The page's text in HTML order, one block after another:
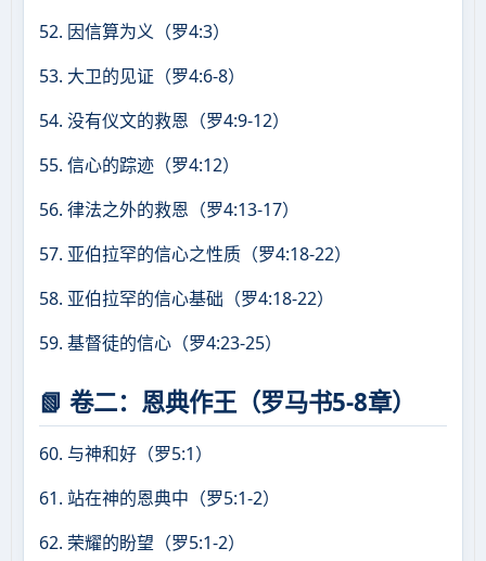
52. 因信算为义（罗4:3）
53. 大卫的见证（罗4:6-8）
54. 没有仪文的救恩（罗4:9-12）
55. 信心的踪迹（罗4:12）
56. 律法之外的救恩（罗4:13-17）
57. 亚伯拉罕的信心之性质（罗4:18-22）
58. 亚伯拉罕的信心基础（罗4:18-22）
59. 基督徒的信心（罗4:23-25）
📗 卷二：恩典作王（罗马书5-8章）
60. 与神和好（罗5:1）
61. 站在神的恩典中（罗5:1-2）
62. 荣耀的盼望（罗5:1-2）